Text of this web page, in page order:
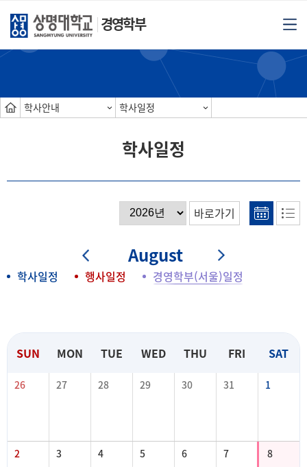
경영학부
학사안내 학사일정
학사일정
바로가기
학사일정 행사일정 경영학부(서울)일정
August
SUN MON TUE WED THU FRI SAT
26 27 28 29 30 31 1
2 3 4 5 6 7
8